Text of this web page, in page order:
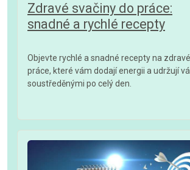
Zdravé svačiny do práce:
snadné a rychlé recepty
Objevte rychlé a snadné recepty na
práce, které vám dodají energii a udržují
soustředěnými po celý den.